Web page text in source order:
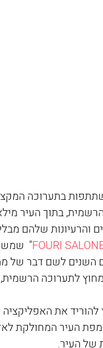
בתערוכה
בתוך העיר
והרעיונות שלהם
FOURI
"
עם השנים לשם דבר
לתערוכה
של העיר.